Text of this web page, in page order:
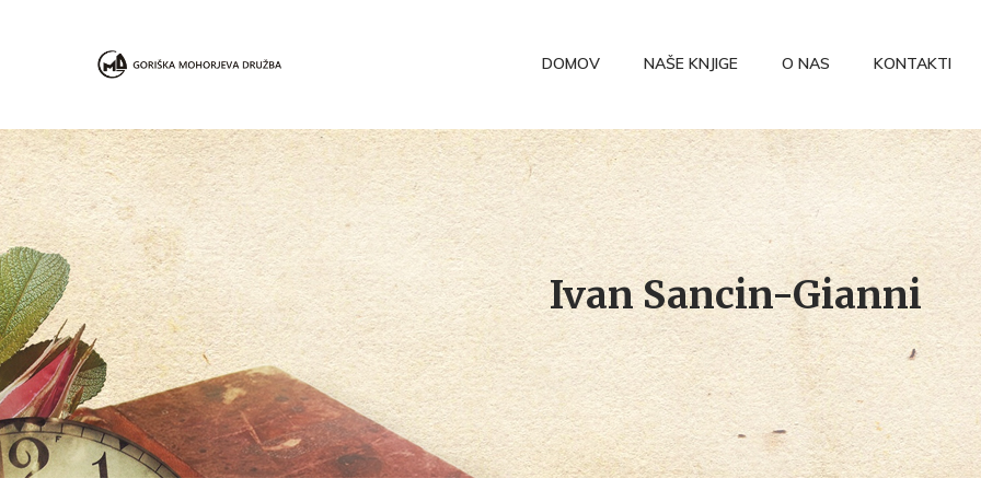
DOMOV NAŠE KNJIGE O NAS KONTAKTI
Ivan Sancin-Gianni